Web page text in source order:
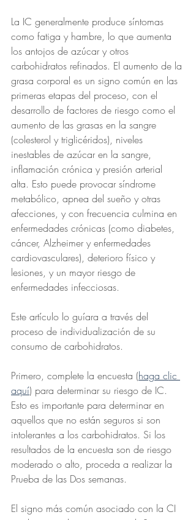
La IC generalmente produce síntomas
como fatiga y hambre, lo que aumenta
los antojos de azúcar y otros
carbohidratos refinados. El aumento de la
grasa corporal es un signo común en las
primeras etapas del proceso, con el
desarrollo de factores de riesgo como el
aumento de las grasas en la sangre
(colesterol y triglicéridos), niveles
inestables de azúcar en la sangre,
inflamación crónica y presión arterial
alta. Esto puede provocar síndrome
metabólico, apnea del sueño y otras
afecciones, y con frecuencia culmina en
enfermedades crónicas (como diabetes,
cáncer, Alzheimer y enfermedades
cardiovasculares), deterioro físico y
lesiones, y un mayor riesgo de
enfermedades infecciosas.
Este artículo lo guíara a través del
proceso de individualización de su
consumo de carbohidratos.
Primero, complete la encuesta (haga clic
aquí) para determinar su riesgo de IC.
Esto es importante para determinar en
aquellos que no están seguros si son
intolerantes a los carbohidratos. Si los
resultados de la encuesta son de riesgo
moderado o alto, proceda a realizar la
Prueba de las Dos semanas.
El signo más común asociado con la CI